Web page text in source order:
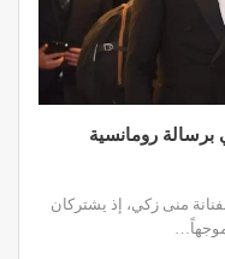
برسالة رومانسية
منى زكي، إذ يشتركان